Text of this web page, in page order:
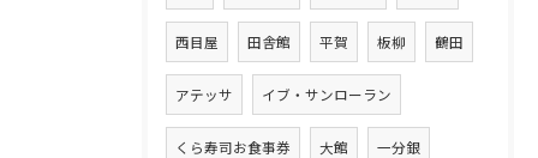
西目屋 田舎館 平賀 板柳 鶴田
アテッサ イブ・サンローラン
くら寿司お食事券 大館 一分銀